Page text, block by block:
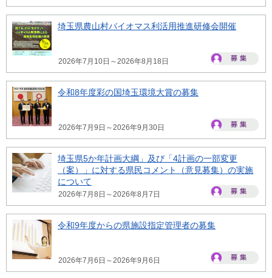
埼玉県農山村バイオマス利活用推進研修会開催
2026年7月10日～2026年8月18日
令和8年度彩の国埼玉環境大賞の募集
2026年7月9日～2026年9月30日
埼玉県5か年計画大綱」及び「4計画の一部変更
（案）」に対する県民コメント（意見募集）の実施
について
2026年7月8日～2026年8月7日
令和9年度からの県施設指定管理者の募集
2026年7月6日～2026年9月6日